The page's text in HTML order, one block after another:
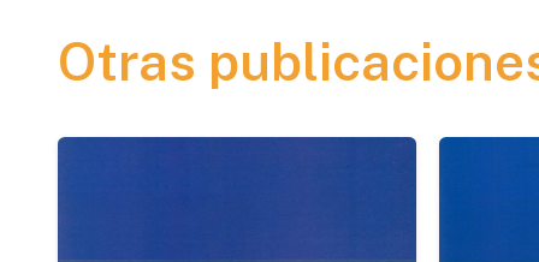
Otras